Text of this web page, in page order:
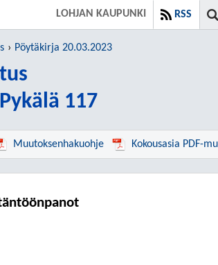
RSS
LOHJAN KAUPUNKI
Pöytäkirja 20.03.2023
117
Muutoksenhakuohje Kokousasia PDF-